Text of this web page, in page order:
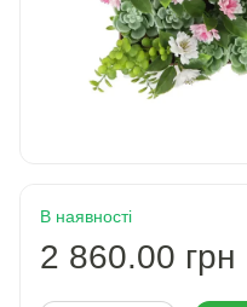
В наявності
2 860.00 грн